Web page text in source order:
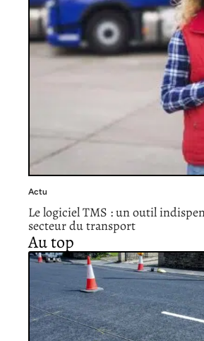
Actu
Le logiciel TMS : un outil
secteur du transport
Au top